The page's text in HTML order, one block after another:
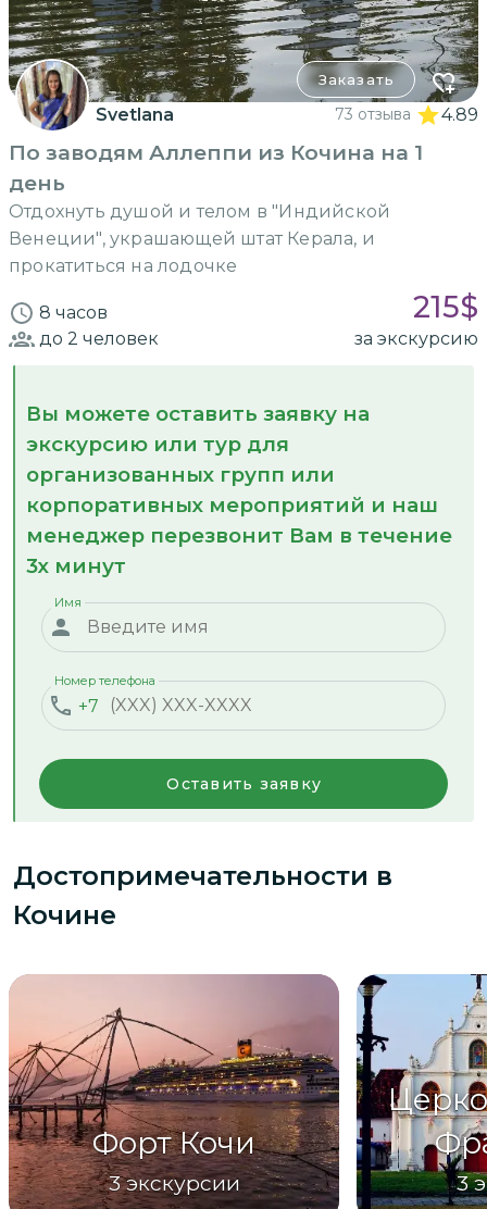
Заказать
Svetlana 73 отзыва 4.89
По заводям Аллеппи из Кочина на 1
день
Отдохнуть душой и телом в "Индийской
Венеции", украшающей штат Керала, и
прокатиться на лодочке
8 часов 215$
до 2 человек за экскурсию
Вы можете оставить заявку на
экскурсию или тур для
организованных групп или
корпоративных мероприятий и наш
менеджер перезвонит Вам в течение
3х минут
Имя
+7
Номер телефона
Оставить заявку
Достопримечательности в
Кочине
Форт Кочи
3 экскурсии 3